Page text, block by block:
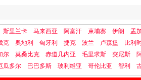
斯里兰卡 马来西亚 阿富汗 柬埔寨 伊朗 孟
克 奥地利 匈牙利 捷克 波兰 卢森堡 比利
尔 莫桑比克 赤道几内亚 毛里求斯 突尼斯
瓜多尔 巴巴多斯 玻利维亚 哥伦比亚 智利